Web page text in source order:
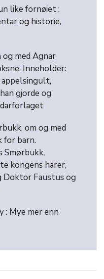
like fornøiet :
og historie,
med Agnar
Inneholder:
gjorde og
om og med
for barn.
Smørbukk,
kongens harer,
Doktor Faustus og
: Mye mer enn